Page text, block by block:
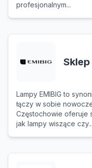
profesjonalnym...
Sklep
Lampy EMIBIG to
łączy w sobie
Częstochowie oferuje
jak lampy wiszące czy...